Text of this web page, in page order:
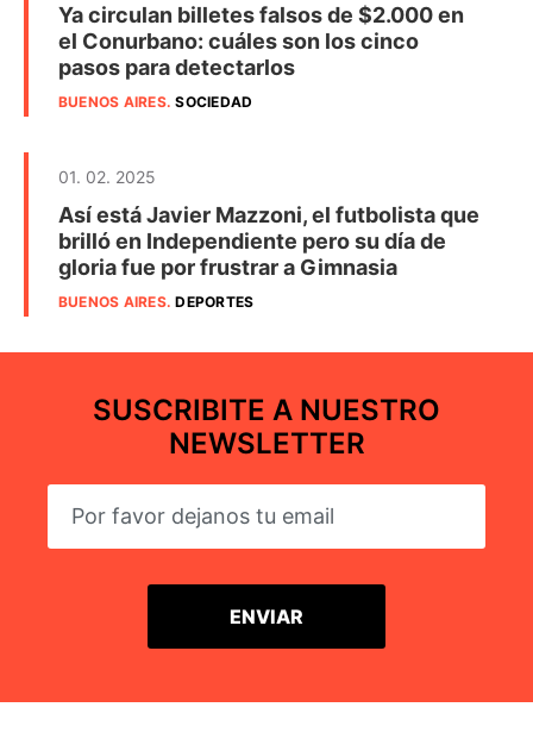
Ya circulan billetes falsos de $2.000 en
el Conurbano: cuáles son los cinco
pasos para detectarlos
BUENOS AIRES.SOCIEDAD
01. 02. 2025
Así está Javier Mazzoni, el futbolista que
brilló en Independiente pero su día de
gloria fue por frustrar a Gimnasia
BUENOS AIRES.DEPORTES
SUSCRIBITE A NUESTRO
NEWSLETTER